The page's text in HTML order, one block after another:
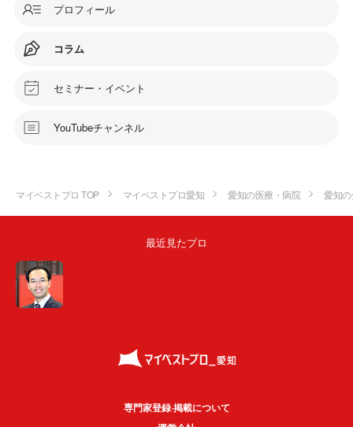
プロフィール
コラム
セミナー・イベント
YouTubeチャンネル
マイベストプロ TOP マイベストプロ愛知 愛知の医療・病院 愛知
最近見たプロ
専門家登録·掲載について